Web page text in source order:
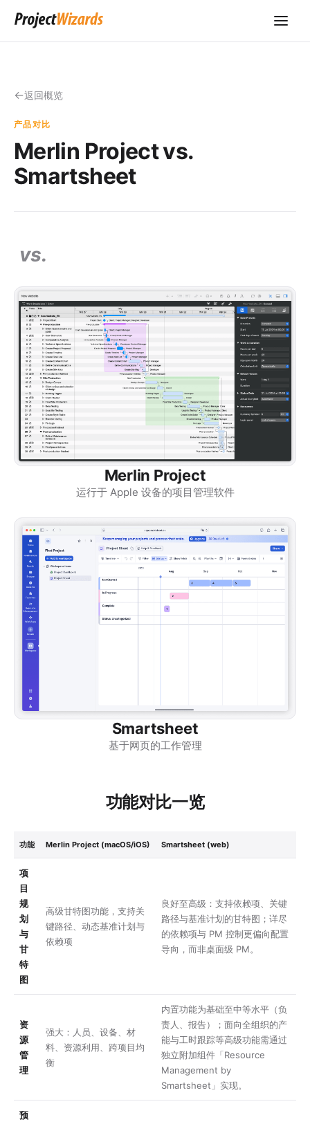
返回概览
产品对比
Merlin Project vs.
Smartsheet
Merlin Project
运行于 Apple 设备的项目管理软件
vs.
Smartsheet
基于网页的工作管理
功能对比一览
功能 Merlin Project (macOS/iOS) Smartsheet (web)
项
目
规
划
与
甘
特
图
高级甘特图功能，支持关
键路径、动态基准计划与
依赖项
良好至高级：支持依赖项、关键
路径与基准计划的甘特图；详尽
的依赖项与 PM 控制更偏向配置
导向，而非桌面级 PM。
资
源
管
理
强大：人员、设备、材
料、资源利用、跨项目均
衡
内置功能为基础至中等水平（负
责人、报告）；面向全组织的产
能与工时跟踪等高级功能需通过
独立附加组件「Resource
Management by
Smartsheet」实现。
预